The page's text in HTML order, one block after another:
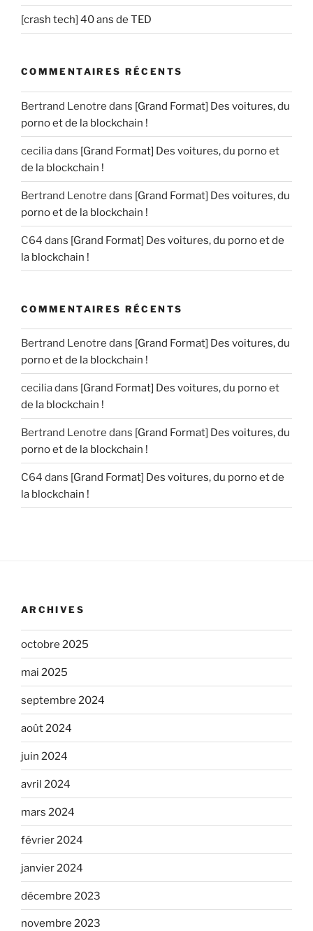
[crash tech] 40 ans de TED
COMMENTAIRES RÉCENTS
Bertrand Lenotre dans [Grand Format] Des voitures, du
porno et de la blockchain !
ceciliadans [Grand Format] Des voitures, du porno et
de la blockchain !
Bertrand Lenotre dans [Grand Format] Des voitures, du
porno et de la blockchain !
C64 dans [Grand Format] Des voitures, du porno et de
la blockchain !
COMMENTAIRES RÉCENTS
Bertrand Lenotre dans [Grand Format] Des voitures, du
porno et de la blockchain !
ceciliadans [Grand Format] Des voitures, du porno et
de la blockchain !
Bertrand Lenotre dans [Grand Format] Des voitures, du
porno et de la blockchain !
C64 dans [Grand Format] Des voitures, du porno et de
la blockchain !
ARCHIVES
octobre 2025
mai 2025
septembre 2024
août 2024
juin 2024
avril 2024
mars 2024
février 2024
janvier 2024
décembre 2023
novembre 2023